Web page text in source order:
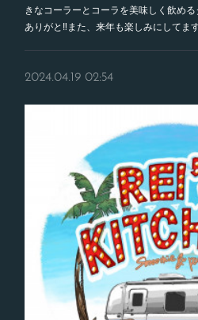
きなコーラーとコーラを美味しく飲め
ありがと‼️また、来年も楽しみにしてま
2024.04.19 02:54